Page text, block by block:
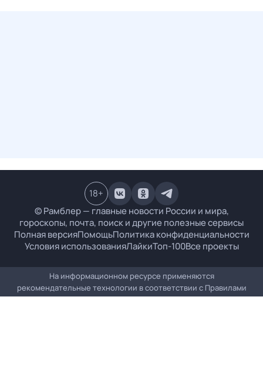
© Рамблер — главные новости России и мира,
гороскопы, почта, поиск и другие полезные сервисы
Полная версияПомощьПолитика конфиденциальности
Условия использованияЛайкиТоп-100Все проекты
18+
На информационном ресурсе применяются
рекомендательные технологии в соответствии с Правилами